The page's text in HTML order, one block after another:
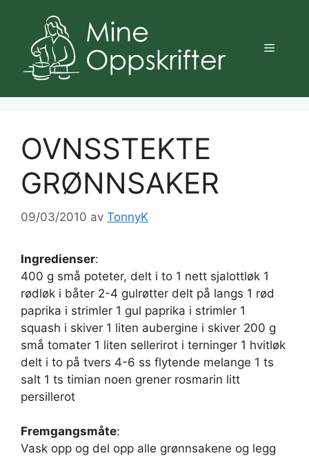
innhold
Meny
OVNSSTEKTE
GRØNNSAKER
09/03/2010 av TonnyK
Ingredienser:
400 g små poteter, delt i to 1 nett sjalottløk 1
rødløk i båter 2-4 gulrøtter delt på langs 1 rød
paprika i strimler 1 gul paprika i strimler 1
squash i skiver 1 liten aubergine i skiver 200 g
små tomater 1 liten sellerirot i terninger 1 hvitløk
delt i to på tvers 4-6 ss flytende melange 1 ts
salt 1 ts timian noen grener rosmarin litt
persillerot
Fremgangsmåte:
Vask opp og del opp alle grønnsakene og legg